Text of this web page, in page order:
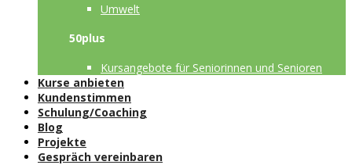
Umwelt
50plus
Kursangebote für Seniorinnen und Senioren
Kurse anbieten
Kundenstimmen
Schulung/Coaching
Blog
Projekte
Gespräch vereinbaren